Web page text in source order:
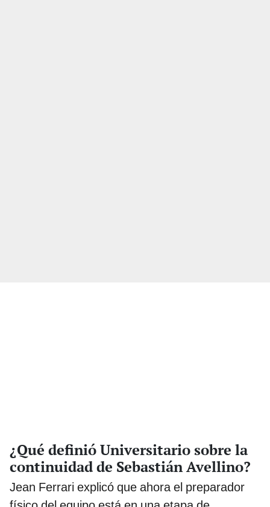
¿Qué definió Universitario sobre la
continuidad de Sebastián Avellino?
Jean Ferrari explicó que ahora el preparador